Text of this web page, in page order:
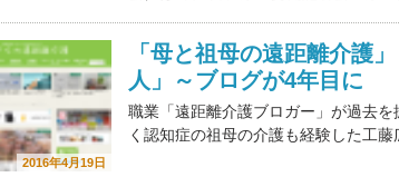
2016年4月19日
「母と祖母の遠距離介護
人」～ブログが4年目に
職業「遠距離介護ブロガー」が過去
く認知症の祖母の介護も経験した工藤